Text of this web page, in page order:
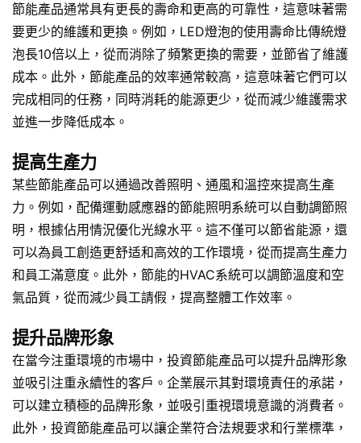
節能產品通常具有更長的壽命和更高的可靠性，這意味著需
要更少的維護和更換。例如，LED燈泡的使用壽命比傳統燈
泡長10倍以上，從而消除了頻繁更換的需要，並節省了維護
成本。此外，節能產品的效率通常較高，這意味著它們可以
完成相同的任務，同時消耗的能源更少，從而減少維護需求
並進一步降低成本。
提高生產力
某些節能產品可以通過改善照明、通風和溫控來提高生產
力。例如，配備運動感應器的節能照明系統可以自動調節照
明，根據佔用情況優化光線水平。這不僅可以節省能源，還
可以為員工創造更舒适和高效的工作環境，從而提高生產力
和員工滿意度。此外，節能的HVAC系統可以調節溫度和空
氣品質，從而減少員工請假，提高整體工作效率。
提升品牌形象
在當今注重環境的市場中，投資節能產品可以提升品牌形象
並吸引注重永續性的客戶。企業展示其對環境責任的承諾，
可以建立積極的品牌形象，並吸引重視環境意識的消費者。
此外，投資節能產品可以讓企業符合法規要求和行業標準，